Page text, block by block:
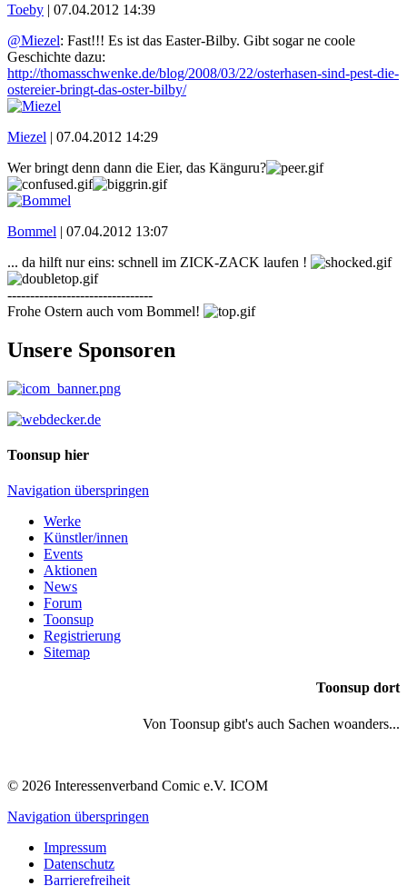
Toeby | 07.04.2012 14:39
@Miezel: Fast!!! Es ist das Easter-Bilby. Gibt sogar ne coole
Geschichte dazu:
http://thomasschwenke.de/blog/2008/03/22/osterhasen-sind-pest-die-
ostereier-bringt-das-oster-bilby/
Miezel | 07.04.2012 14:29
Wer bringt denn dann die Eier, das Känguru?
Bommel | 07.04.2012 13:07
... da hilft nur eins: schnell im ZICK-ZACK laufen !
--------------------------------
Frohe Ostern auch vom Bommel!
Unsere Sponsoren
Toonsup hier
Navigation überspringen
Werke
Künstler/innen
Events
Aktionen
News
Forum
Toonsup
Registrierung
Sitemap
Toonsup dort
Von Toonsup gibt's auch Sachen woanders...
© 2026 Interessenverband Comic e.V. ICOM
Navigation überspringen
Impressum
Datenschutz
Barrierefreiheit